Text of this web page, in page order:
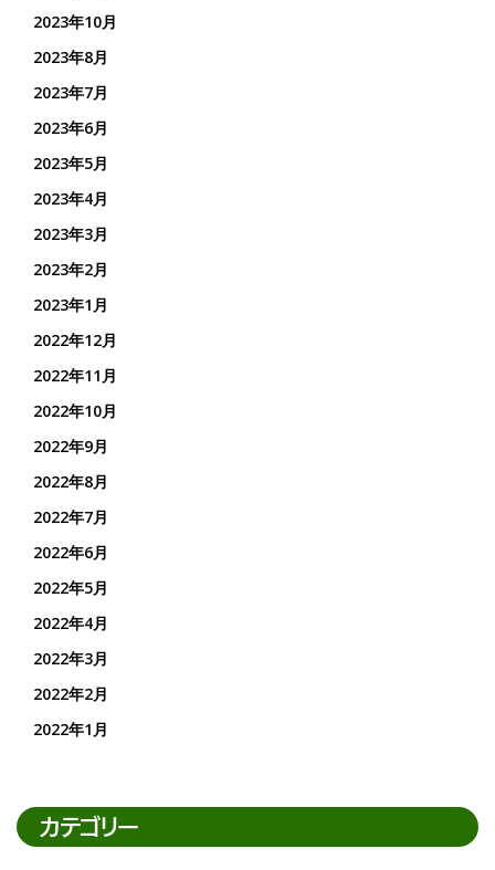
2023年10月
2023年8月
2023年7月
2023年6月
2023年5月
2023年4月
2023年3月
2023年2月
2023年1月
2022年12月
2022年11月
2022年10月
2022年9月
2022年8月
2022年7月
2022年6月
2022年5月
2022年4月
2022年3月
2022年2月
2022年1月
カテゴリー